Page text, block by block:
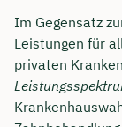
Im Gegensatz
Leistungen für
privaten